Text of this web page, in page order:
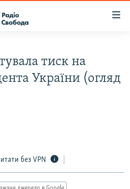
тиск на
України (огляд
без VPN